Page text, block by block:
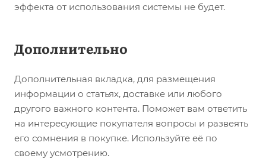
эффекта от использования системы не будет.
Дополнительно
Дополнительная вкладка, для размещения
информации о статьях, доставке или любого
другого важного контента. Поможет вам ответить
на интересующие покупателя вопросы и развеять
его сомнения в покупке. Используйте её по
своему усмотрению.